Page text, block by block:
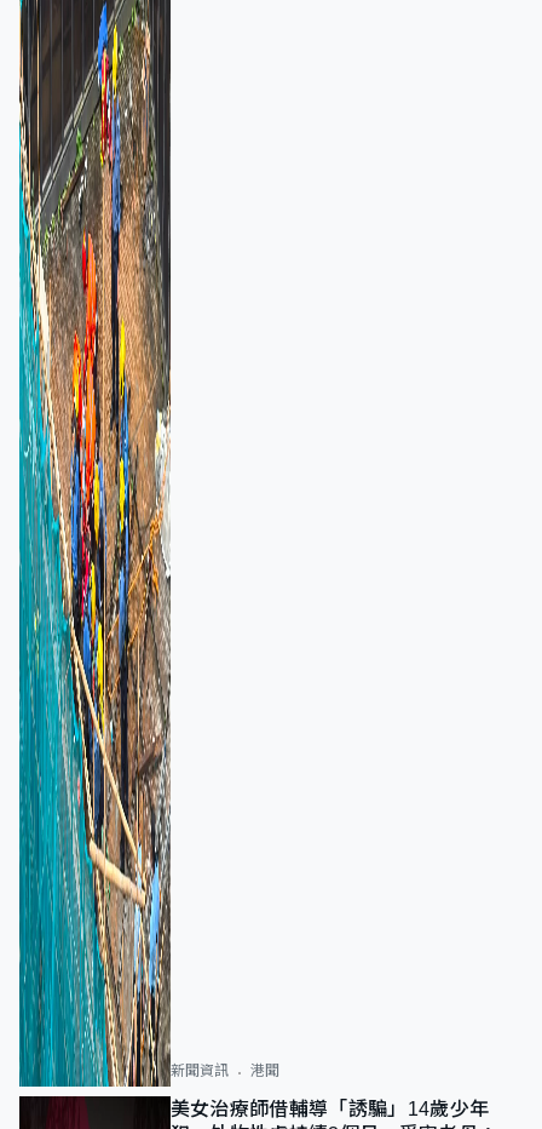
新聞資訊 港聞
美女治療師借輔導「誘騙」14歲少年